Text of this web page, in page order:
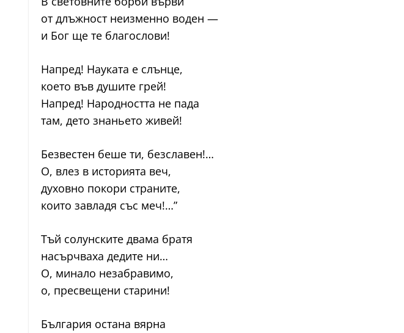
от длъжност неизменно воден —
и Бог ще те благослови!
Напред! Науката е слънце,
което във душите грей!
Напред! Народността не пада
там, дето знаньето живей!
Безвестен беше ти, безславен!…
О, влез в историята веч,
духовно покори страните,
които завладя със меч!…”
Тъй солунските двама братя
насърчваха дедите ни…
О, минало незабравимо,
о, пресвещени старини!
България остана вярна